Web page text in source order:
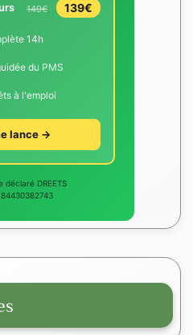
149€ 139€
14h
du PMS
à l'emploi
lance →
déclaré DREETS
84430382743